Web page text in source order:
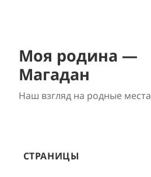
Моя родина —
Магадан
Наш взгляд на родные места
СТРАНИЦЫ